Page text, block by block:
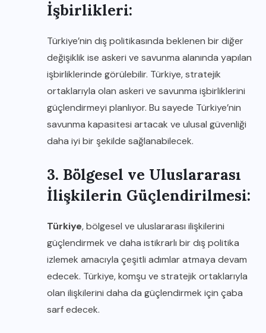
İşbirlikleri:
Türkiye’nin dış politikasında beklenen bir diğer
değişiklik ise askeri ve savunma alanında yapılan
işbirliklerinde görülebilir. Türkiye, stratejik
ortaklarıyla olan askeri ve savunma işbirliklerini
güçlendirmeyi planlıyor. Bu sayede Türkiye’nin
savunma kapasitesi artacak ve ulusal güvenliği
daha iyi bir şekilde sağlanabilecek.
3. Bölgesel ve Uluslararası
İlişkilerin Güçlendirilmesi:
Türkiye, bölgesel ve uluslararası ilişkilerini
güçlendirmek ve daha istikrarlı bir dış politika
izlemek amacıyla çeşitli adımlar atmaya devam
edecek. Türkiye, komşu ve stratejik ortaklarıyla
olan ilişkilerini daha da güçlendirmek için çaba
sarf edecek.